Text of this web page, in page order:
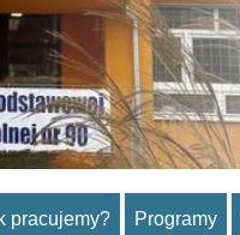
pracujemy? Programy